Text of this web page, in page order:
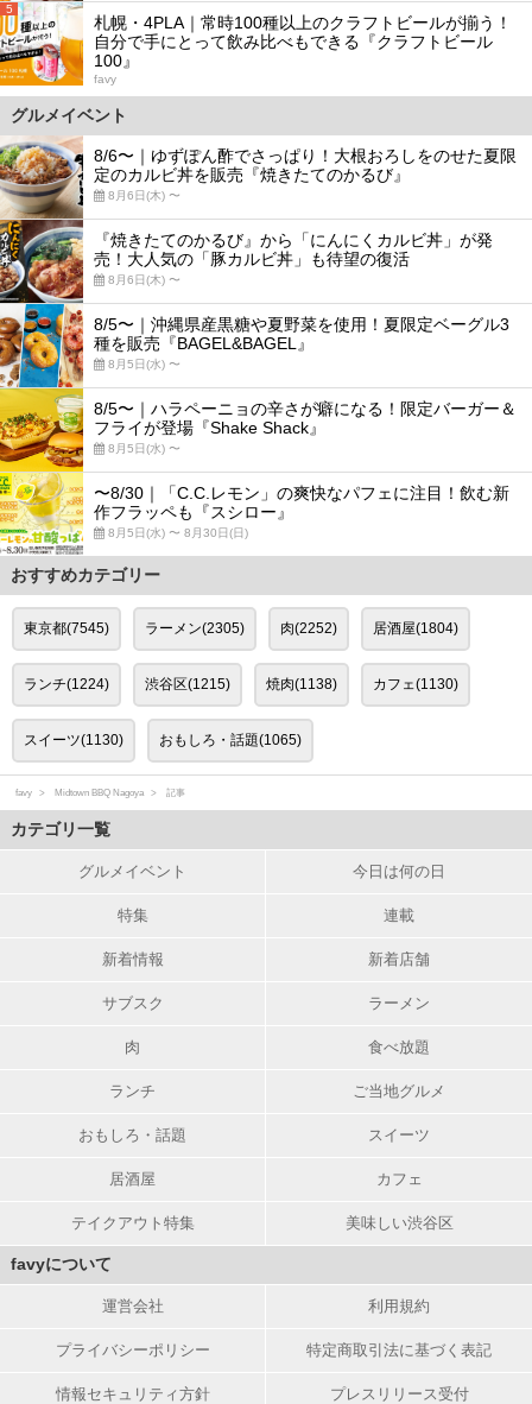
5
札幌・4PLA｜常時100種以上のクラフトビールが揃う！
自分で手にとって飲み比べもできる『クラフトビール
100』
favy
グルメイベント
8/6〜｜ゆずぽん酢でさっぱり！大根おろしをのせた夏限
定のカルビ丼を販売『焼きたてのかるび』
8月6日(木) 〜
『焼きたてのかるび』から「にんにくカルビ丼」が発
売！大人気の「豚カルビ丼」も待望の復活
8月6日(木) 〜
8/5〜｜沖縄県産黒糖や夏野菜を使用！夏限定ベーグル3
種を販売『BAGEL&BAGEL』
8月5日(水) 〜
8/5〜｜ハラペーニョの辛さが癖になる！限定バーガー＆
フライが登場『Shake Shack』
8月5日(水) 〜
〜8/30｜「C.C.レモン」の爽快なパフェに注目！飲む新
作フラッペも『スシロー』
8月5日(水) 〜 8月30日(日)
おすすめカテゴリー
東京都(7545) ラーメン(2305) 肉(2252) 居酒屋(1804)
ランチ(1224) 渋谷区(1215) 焼肉(1138) カフェ(1130)
スイーツ(1130) おもしろ・話題(1065)
favy Midtown BBQ Nagoya 記事
カテゴリ一覧
グルメイベント 今日は何の日
特集 連載
新着情報 新着店舗
サブスク ラーメン
肉 食べ放題
ランチ ご当地グルメ
おもしろ・話題 スイーツ
居酒屋 カフェ
テイクアウト特集 美味しい渋谷区
favyについて
運営会社 利用規約
プライバシーポリシー 特定商取引法に基づく表記
情報セキュリティ方針 プレスリリース受付